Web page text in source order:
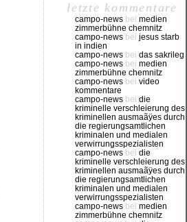
letzte kommentare
campo-news bei medien
zimmerbühne chemnitz
campo-news bei jesus starb
in indien
campo-news bei das sakrileg
campo-news bei medien
zimmerbühne chemnitz
campo-news bei video
kommentare
campo-news bei die
kriminelle verschleierung des
kriminellen ausmaãÿes durch
die regierungsamtlichen
kriminalen und medialen
verwirrungsspezialisten
campo-news bei die
kriminelle verschleierung des
kriminellen ausmaãÿes durch
die regierungsamtlichen
kriminalen und medialen
verwirrungsspezialisten
campo-news bei medien
zimmerbühne chemnitz